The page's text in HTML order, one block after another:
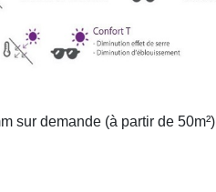
sur demande (à partir de 50m²)